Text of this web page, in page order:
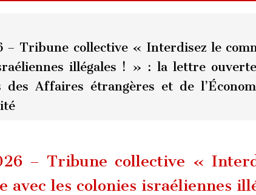
– Tribune collective « Interdisez le
illégales ! » : la lettre
des Affaires étrangères et de
– Tribune collective «
avec les colonies israéliennes